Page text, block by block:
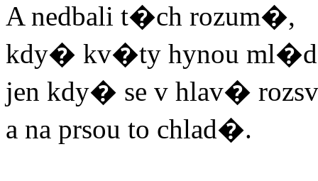
A nedbali t�ch rozum�,
kdy� kv�ty hynou
jen kdy� se v hlav�
a na prsou to chlad�.